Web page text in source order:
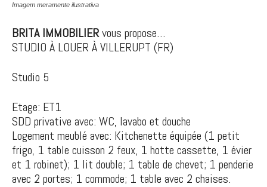
Imagem meramente ilustrativa
BRITA IMMOBILIERvous propose…
STUDIO À LOUER À VILLERUPT (FR)
Studio 5
Etage: ET1
SDD privative avec: WC, lavabo et douche
Logement meublé avec: Kitchenette équipée (1 petit
frigo, 1 table cuisson 2 feux, 1 hotte cassette, 1 évier
et 1 robinet); 1 lit double; 1 table de chevet; 1 penderie
avec 2 portes; 1 commode; 1 table avec 2 chaises.